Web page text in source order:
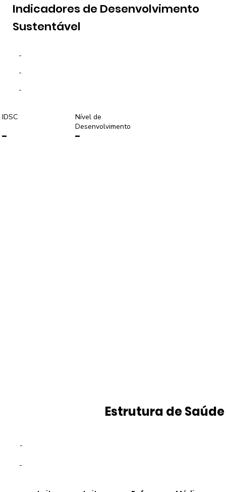
Indicadores de Desenvolvimento
Sustentável
-
-
-
IDSC
Nível de
Desenvolvimento
-
-
-
-
Estrutura de Saúde